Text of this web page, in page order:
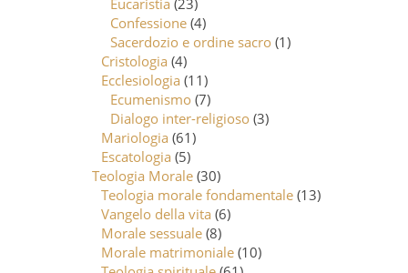
Eucaristia (23)
Confessione (4)
Sacerdozio e ordine sacro (1)
Cristologia (4)
Ecclesiologia (11)
Ecumenismo (7)
Dialogo inter-religioso (3)
Mariologia (61)
Escatologia (5)
Teologia Morale (30)
Teologia morale fondamentale (13)
Vangelo della vita (6)
Morale sessuale (8)
Morale matrimoniale (10)